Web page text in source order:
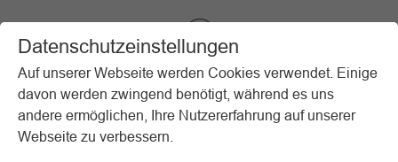
Datenschutzeinstellungen
Auf unserer Webseite werden Cookies verwendet. Einige
davon werden zwingend benötigt, während es uns
andere ermöglichen, Ihre Nutzererfahrung auf unserer
Webseite zu verbessern.
Vereinsmanagement Marketing
Sponsoringvertrag